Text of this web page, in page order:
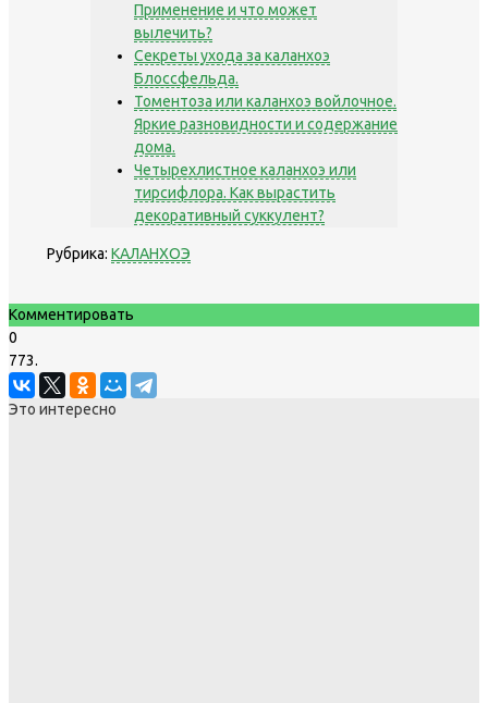
Применение и что может
вылечить?
Секреты ухода за каланхоэ
Блоссфельда.
Томентоза или каланхоэ войлочное.
Яркие разновидности и содержание
дома.
Четырехлистное каланхоэ или
тирсифлора. Как вырастить
декоративный суккулент?
Рубрика: КАЛАНХОЭ
Комментировать
0
773.
Это интересно